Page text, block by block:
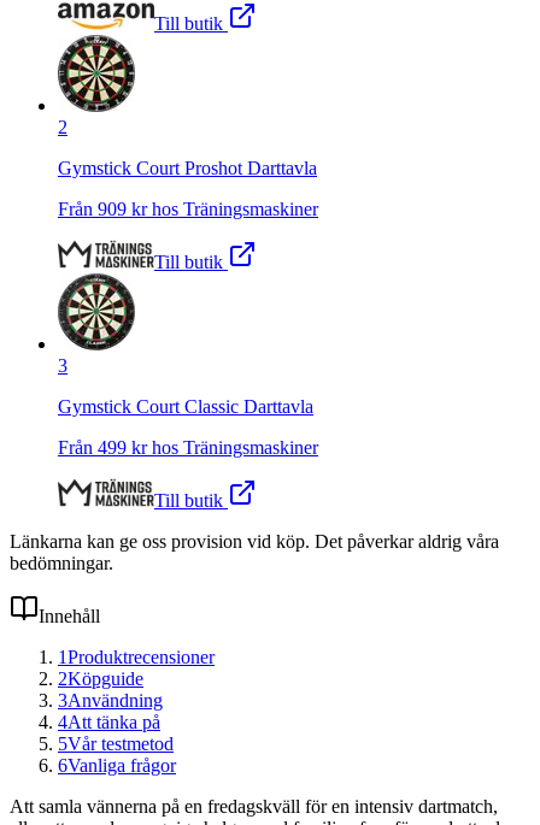
Till butik
2
Gymstick Court Proshot Darttavla
Från 909 kr hos Träningsmaskiner
Till butik
3
Gymstick Court Classic Darttavla
Från 499 kr hos Träningsmaskiner
Till butik
Länkarna kan ge oss provision vid köp. Det påverkar aldrig våra
bedömningar.
Innehåll
1Produktrecensioner
2Köpguide
3Användning
4Att tänka på
5Vår testmetod
6Vanliga frågor
Att samla vännerna på en fredagskväll för en intensiv dartmatch,